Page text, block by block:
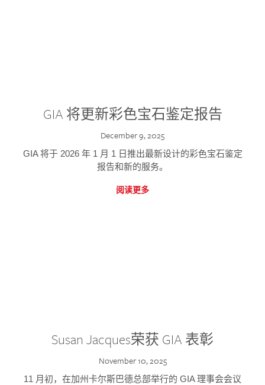
GIA 将更新彩色宝石鉴定报告
December 9, 2025
GIA 将于 2026 年 1 月 1 日推出最新设计的彩色宝石鉴定
报告和新的服务。
阅读更多
Susan Jacques荣获 GIA 表彰
November 10, 2025
11 月初，在加州卡尔斯巴德总部举行的 GIA 理事会会议